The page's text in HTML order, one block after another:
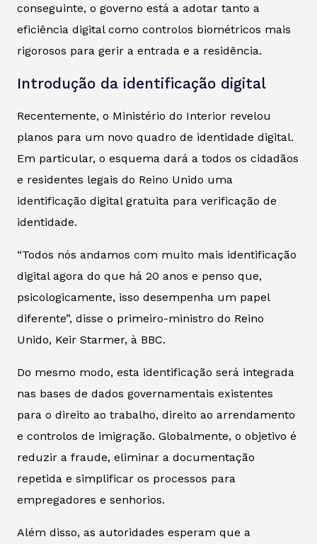
conseguinte, o governo está a adotar tanto a
eficiência digital como controlos biométricos mais
rigorosos para gerir a entrada e a residência.
Introdução da identificação digital
Recentemente, o Ministério do Interior revelou
planos para um novo quadro de identidade digital.
Em particular, o esquema dará a todos os cidadãos
e residentes legais do Reino Unido uma
identificação digital gratuita para verificação de
identidade.
“Todos nós andamos com muito mais identificação
digital agora do que há 20 anos e penso que,
psicologicamente, isso desempenha um papel
diferente”, disse o primeiro-ministro do Reino
Unido, Keir Starmer, à BBC.
Do mesmo modo, esta identificação será integrada
nas bases de dados governamentais existentes
para o direito ao trabalho, direito ao arrendamento
e controlos de imigração. Globalmente, o objetivo é
reduzir a fraude, eliminar a documentação
repetida e simplificar os processos para
empregadores e senhorios.
Além disso, as autoridades esperam que a